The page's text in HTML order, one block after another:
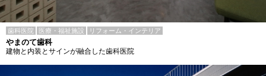
歯科医院 医療・福祉施設 リフォーム・インテリア
やまのて歯科
建物と内装とサインが融合した歯科医院